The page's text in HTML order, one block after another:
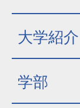
大学紹介
学部